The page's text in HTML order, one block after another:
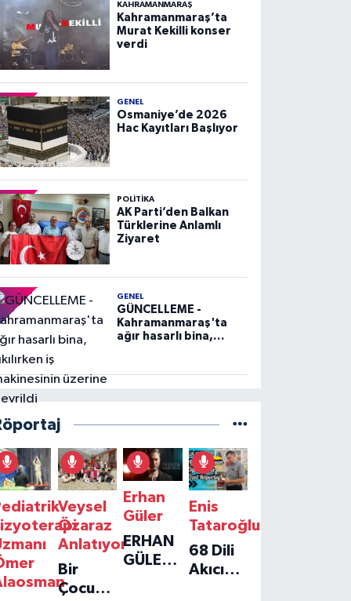
KAHRAMANMARAŞ
Kahramanmaraş’ta
Murat Kekilli konser
verdi
GENEL
Osmaniye’de 2026
Hac Kayıtları Başlıyor
POLITIKA
AK Parti’den Balkan
Türklerine Anlamlı
Ziyaret
GENEL
GÜNCELLEME -
Kahramanmaraş'ta
ağır hasarlı bina,
devrildi
Veysel
Özaraz
Anlatıyor
Bir
Çocuğun
Erhan
Güler
ERHAN
GÜLER'IN
Enis
Tataroğlu
68 Dili
Akıcı